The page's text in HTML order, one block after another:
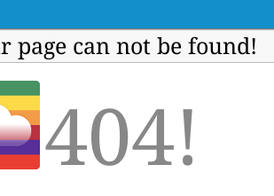
page can not be found!
404!